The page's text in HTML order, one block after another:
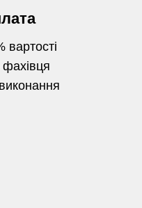
вартості